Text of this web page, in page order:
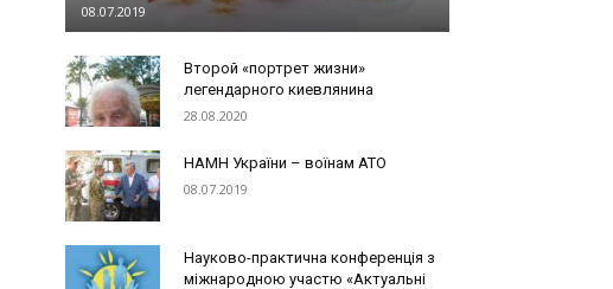
08.07.2019
Второй «портрет жизни»
легендарного киевлянина
28.08.2020
НАМН України – воїнам АТО
08.07.2019
Науково-практична конференція з
міжнародною участю «Актуальні